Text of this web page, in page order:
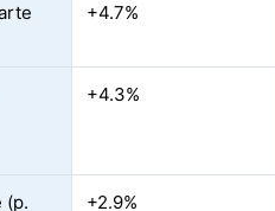
+4.7%
+4.3%
(p.
+2.9%